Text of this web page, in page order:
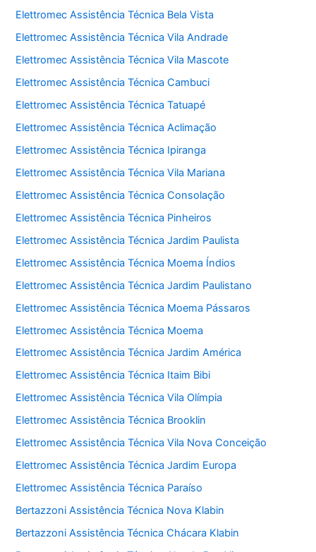
Elettromec Assistência Técnica Bela Vista
Elettromec Assistência Técnica Vila Andrade
Elettromec Assistência Técnica Vila Mascote
Elettromec Assistência Técnica Cambuci
Elettromec Assistência Técnica Tatuapé
Elettromec Assistência Técnica Aclimação
Elettromec Assistência Técnica Ipiranga
Elettromec Assistência Técnica Vila Mariana
Elettromec Assistência Técnica Consolação
Elettromec Assistência Técnica Pinheiros
Elettromec Assistência Técnica Jardim Paulista
Elettromec Assistência Técnica Moema Índios
Elettromec Assistência Técnica Jardim Paulistano
Elettromec Assistência Técnica Moema Pássaros
Elettromec Assistência Técnica Moema
Elettromec Assistência Técnica Jardim América
Elettromec Assistência Técnica Itaim Bibi
Elettromec Assistência Técnica Vila Olímpia
Elettromec Assistência Técnica Brooklin
Elettromec Assistência Técnica Vila Nova Conceição
Elettromec Assistência Técnica Jardim Europa
Elettromec Assistência Técnica Paraíso
Bertazzoni Assistência Técnica Nova Klabin
Bertazzoni Assistência Técnica Chácara Klabin